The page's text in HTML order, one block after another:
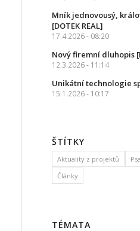
Mník jednovousý,
[DOTEK REAL]
17.4.2026 - 08:20
Nový firemní dluhopis
12.3.2026 - 11:14
Unikátní technologie
15.1.2026 - 10:17
ŠTÍTKY
Aktuality z projektů
Články
TÉMATA